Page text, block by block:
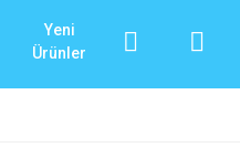
Yeni
Ürünler